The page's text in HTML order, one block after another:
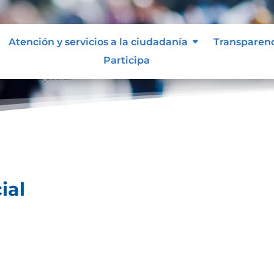
Atención y servicios a la ciudadanía
Participa
especial